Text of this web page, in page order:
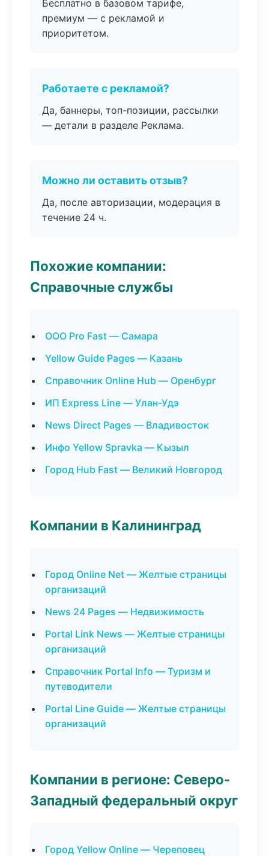
Бесплатно в базовом тарифе,
премиум — с рекламой и
приоритетом.
Работаете с рекламой?
Да, баннеры, топ-позиции, рассылки
— детали в разделе Реклама.
Можно ли оставить отзыв?
Да, после авторизации, модерация в
течение 24 ч.
Похожие компании:
Справочные службы
ООО Pro Fast — Самара
Yellow Guide Pages — Казань
Справочник Online Hub — Оренбург
ИП Express Line — Улан-Удэ
News Direct Pages — Владивосток
Инфо Yellow Spravka — Кызыл
Город Hub Fast — Великий Новгород
Компании в Калининград
Город Online Net — Желтые страницы
организаций
News 24 Pages — Недвижимость
Portal Link News — Желтые страницы
организаций
Справочник Portal Info — Туризм и
путеводители
Portal Line Guide — Желтые страницы
организаций
Компании в регионе: Северо-
Западный федеральный округ
Город Yellow Online — Череповец